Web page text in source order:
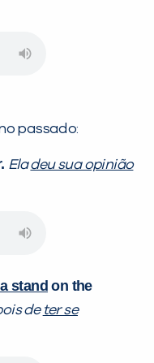
passado:
Eladeu sua opinião
stand on the
de ter se